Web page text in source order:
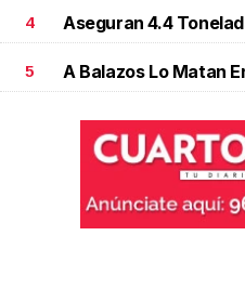
4 Aseguran 4.4
5 A Balazos Lo Matan